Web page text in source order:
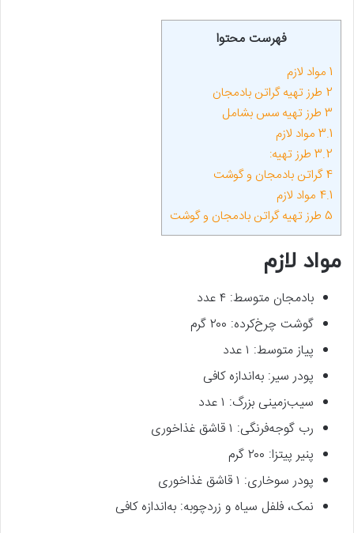
فهرست محتوا
1 مواد لازم
2 طرز تهیه گراتن بادمجان
3 طرز تهیه سس بشامل
3.1 مواد لازم
3.2 طرز تهیه:
4گراتن بادمجان و گوشت
4.1 مواد لازم
5 طرز تهیه گراتن بادمجان و گوشت
مواد لازم
بادمجان متوسط: ۴ عدد
گوشت چرخ‌کرده: ۲۰۰ گرم
پیاز متوسط: ۱ عدد
پودر سیر: به‌اندازه کافی
سیب‌زمینی بزرگ: ۱ عدد
رب گوجه‌فرنگی: ۱ قاشق غذاخوری
پنیر پیتزا: ۲۰۰ گرم
پودر سوخاری: ۱ قاشق غذاخوری
نمک، فلفل سیاه و زردچوبه: به‌اندازه کافی